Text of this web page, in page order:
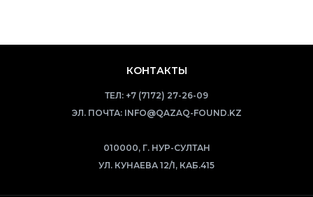
КОНТАКТЫ
ТЕЛ: +7 (7172) 27-26-09
ЭЛ. ПОЧТА: INFO@QAZAQ-FOUND.KZ
010000, Г. НУР-СУЛТАН
УЛ. КУНАЕВА 12/1, КАБ.415